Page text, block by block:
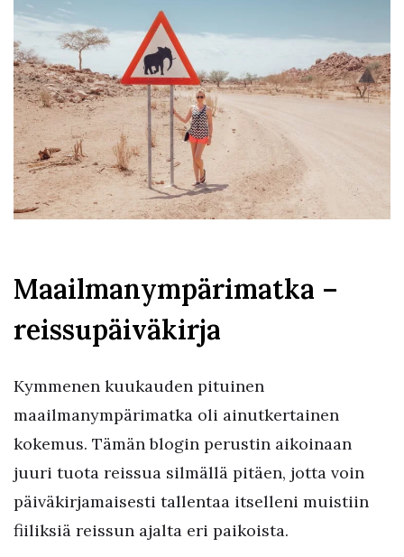
Maailmanympärimatka –
reissupäiväkirja
Kymmenen kuukauden pituinen
maailmanympärimatka oli ainutkertainen
kokemus. Tämän blogin perustin aikoinaan
juuri tuota reissua silmällä pitäen, jotta voin
päiväkirjamaisesti tallentaa itselleni muistiin
fiiliksiä reissun ajalta eri paikoista.